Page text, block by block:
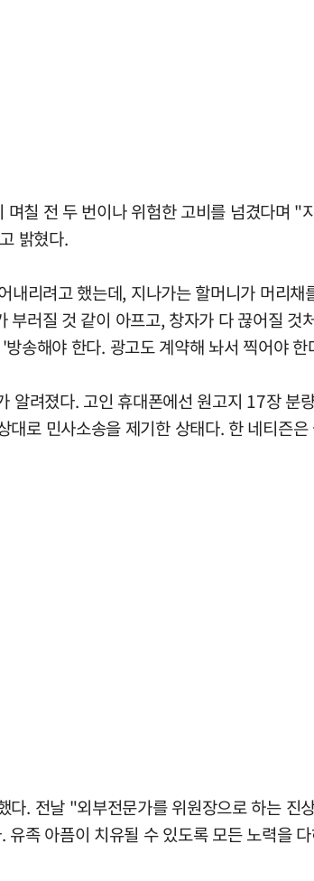
칠 전 두 번이나 위험한 고비를 넘겼다며
밝혔다.
리려고 했는데, 지나가는 할머니가 머리
러질 것 같이 아프고, 창자가 다 끊어질
송해야 한다. 광고도 계약해 놔서 찍어야
려졌다. 고인 휴대폰에선 원고지 17장
로 민사소송을 제기한 상태다. 한 네티즌
. 전날 "외부전문가를 위원장으로 하는
족 아픔이 치유될 수 있도록 모든 노력을